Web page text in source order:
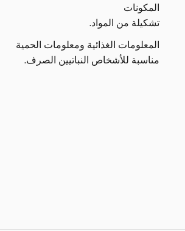
المكونات
تشكيلة من المواد.
المعلومات الغذائية ومعلومات الحمية
مناسبة للأشخاص النباتيين الصرف.